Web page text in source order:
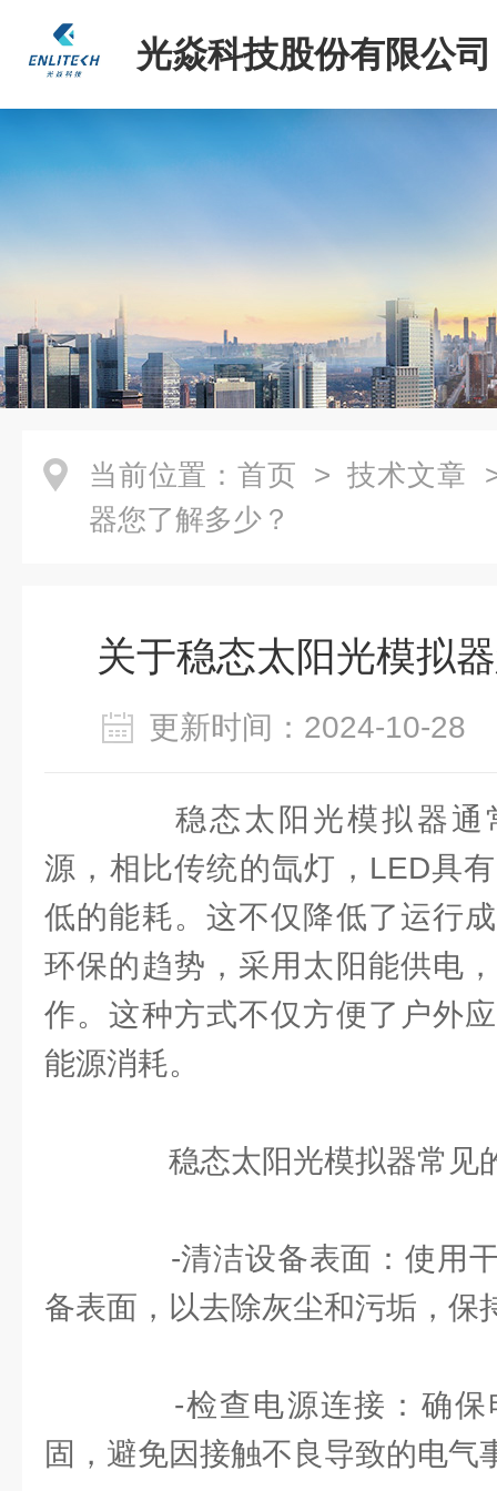
光焱科技股份有限公司
当前位置： 首页 > 技术文章
器您了解多少？
关于稳态太阳光模拟
更新时间：2024-10-
稳态太阳光模拟器通
源，相比传统的氙灯，LED具
低的能耗。这不仅降低了运行
环保的趋势，采用太阳能供电
作。这种方式不仅方便了户外
能源消耗。
稳态太阳光模拟器常见
-清洁设备表面：使用干
备表面，以去除灰尘和污垢，保
-检查电源连接：确保
固，避免因接触不良导致的电气